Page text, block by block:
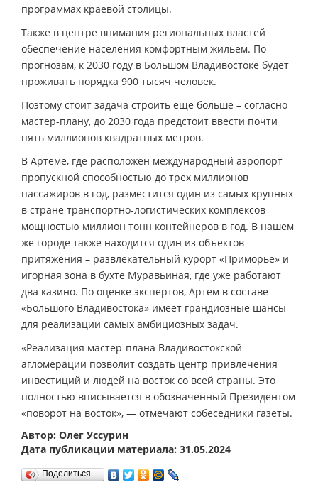
программах краевой столицы.
Также в центре внимания региональных властей
обеспечение населения комфортным жильем. По
прогнозам, к 2030 году в Большом Владивостоке будет
проживать порядка 900 тысяч человек.
Поэтому стоит задача строить еще больше – согласно
мастер-плану, до 2030 года предстоит ввести почти
пять миллионов квадратных метров.
В Артеме, где расположен международный аэропорт
пропускной способностью до трех миллионов
пассажиров в год, разместится один из самых крупных
в стране транспортно-логистических комплексов
мощностью миллион тонн контейнеров в год. В нашем
же городе также находится один из объектов
притяжения – развлекательный курорт «Приморье» и
игорная зона в бухте Муравьиная, где уже работают
два казино. По оценке экспертов, Артем в составе
«Большого Владивостока» имеет грандиозные шансы
для реализации самых амбициозных задач.
«Реализация мастер-плана Владивостокской
агломерации позволит создать центр привлечения
инвестиций и людей на восток со всей страны. Это
полностью вписывается в обозначенный Президентом
«поворот на восток», — отмечают собеседники газеты.
Автор: Олег Уссурин
Дата публикации материала: 31.05.2024
Поделиться…